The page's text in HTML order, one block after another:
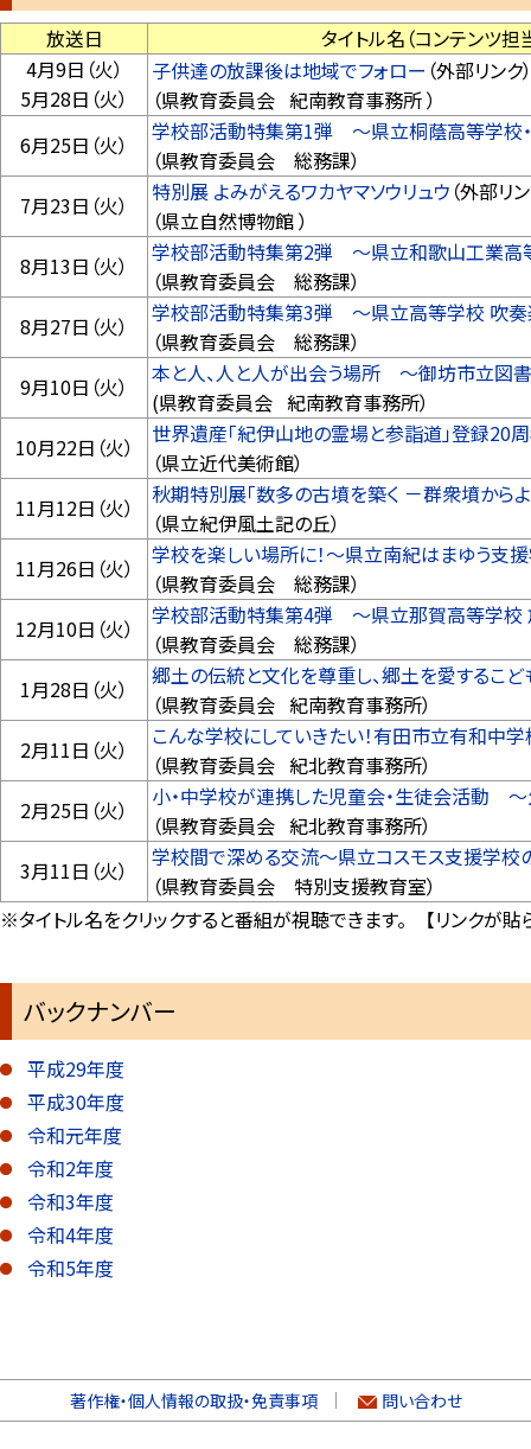
放送日
タイトル名（コンテンツ
4月9日（火）
5月28日（火）
子供達の放課後は地域でフォロー （外部リンク）
（県教育委員会 紀南教育事務所 ）
6月25日（火）
学校部活動特集第1弾 ～県立桐蔭高等学校
（県教育委員会 総務課）
7月23日（火）
特別展 よみがえるワカヤマソウリュウ （外部リ
（県立自然博物館 ）
8月13日（火）
学校部活動特集第2弾 ～県立和歌山工業高
（県教育委員会 総務課）
8月27日（火）
学校部活動特集第3弾 ～県立高等学校 吹
（県教育委員会 総務課）
9月10日（火）
本と人、人と人が出会う場所 ～御坊市立図
(県教育委員会 紀南教育事務所）
10月22日（火）
世界遺産「紀伊山地の霊場と参詣道」登録20
（県立近代美術館）
11月12日（火）
秋期特別展「数多の古墳を築く －群衆墳から
（県立紀伊風土記の丘）
11月26日（火）
学校を楽しい場所に！～県立南紀はまゆう支
（県教育委員会 総務課）
12月10日（火）
学校部活動特集第4弾 ～県立那賀高等学校
（県教育委員会 総務課）
1月28日（火）
郷土の伝統と文化を尊重し、郷土を愛するこ
（県教育委員会 紀南教育事務所）
2月11日（火）
こんな学校にしていきたい！有田市立有和
（県教育委員会 紀北教育事務所）
2月25日（火）
小・中学校が連携した児童会・生徒会活動
（県教育委員会 紀北教育事務所）
3月11日（火）
学校間で深める交流～県立コスモス支援学校
（県教育委員会 特別支援教育室）
※タイトル名をクリックすると番組が視聴できます。 【リンクが
バックナンバー
平成29年度
平成30年度
令和元年度
令和2年度
令和3年度
令和4年度
令和5年度
著作権・個人情報の取扱・免責事項 問い合わせ